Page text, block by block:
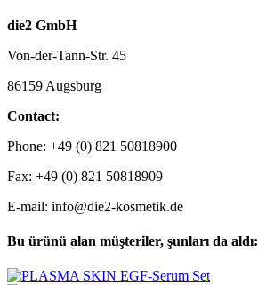
die2 GmbH
Von-der-Tann-Str. 45
86159 Augsburg
Contact:
Phone: +49 (0) 821 50818900
Fax: +49 (0) 821 50818909
E-mail: info@die2-kosmetik.de
Bu ürünü alan müşteriler, şunları da aldı: